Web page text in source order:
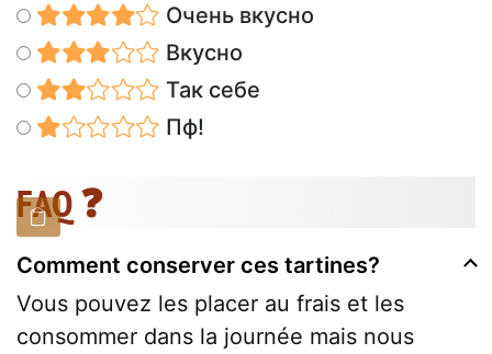
Очень вкусно
Вкусно
Так себе
Пф!
FAQ ❓
Comment conserver ces tartines?
Vous pouvez les placer au frais et les
consommer dans la journée mais nous